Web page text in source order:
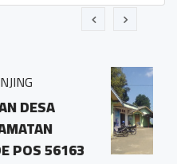
BALAI DESA
Sidosari Rt/Rw
pringombo
magelang.56161